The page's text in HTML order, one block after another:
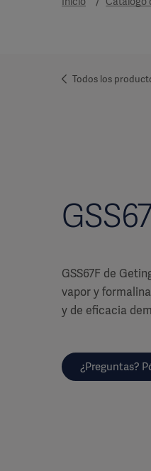
Todos los
GSS67F de
vapor y
y de eficacia
¿Preguntas?